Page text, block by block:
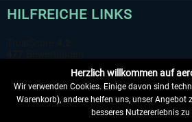
HILFREICHE LINKS
Herzlich willkommen auf
Wir verwenden Cookies. Einige davon sind
Warenkorb), andere helfen uns, unser Angebot
besseres Nutzererlebnis zu